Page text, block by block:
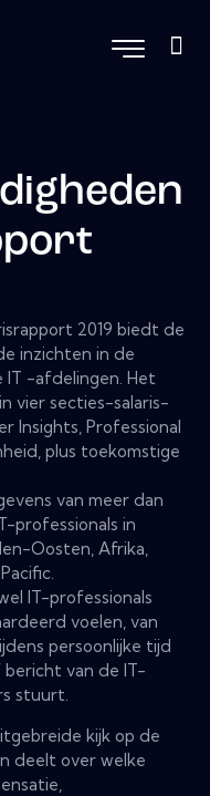
2019 biedt de
inzichten in de
IT -afdelingen. Het
vier secties-salaris-
Insights, Professional
plus toekomstige
van meer dan
professionals in
Oosten, Afrika,
IT-professionals
voelen, van
persoonlijke tijd
van de IT-
stuurt.
kijk op de
deelt over welke